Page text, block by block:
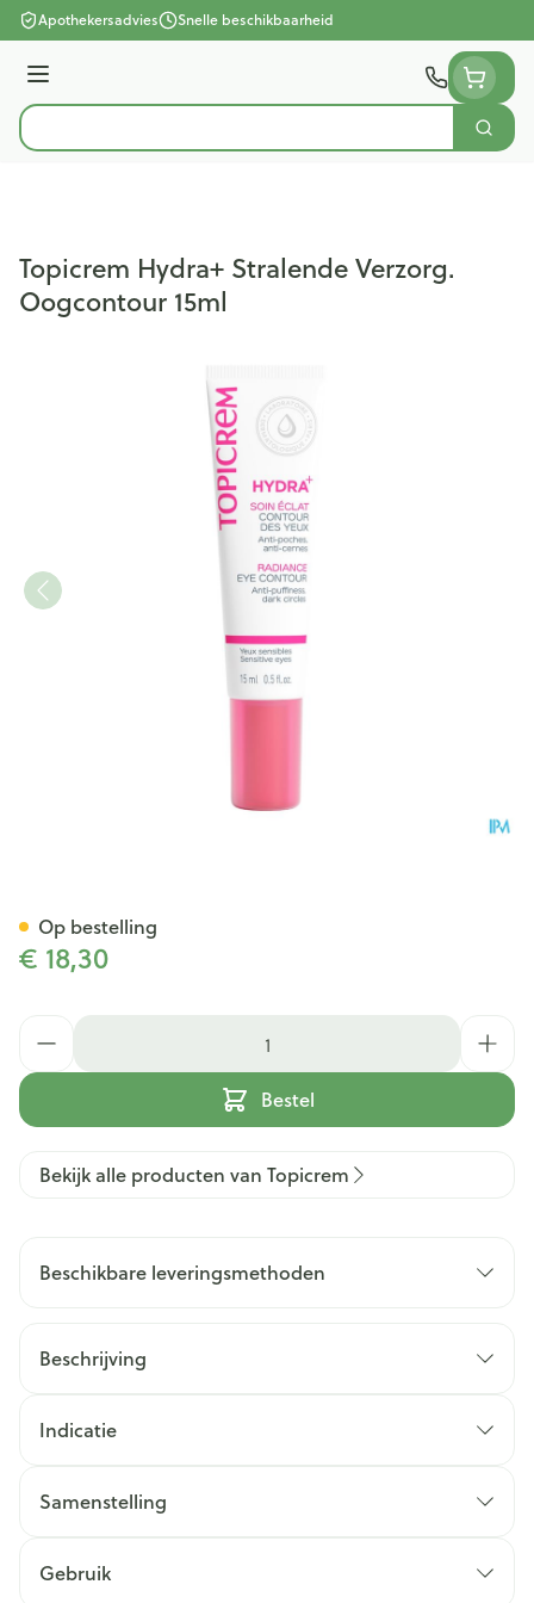
Ga naar de inhoud
Apothekersadvies Snelle beschikbaarheid
Menu
Product, merk, categorie...
Zoek
Topicrem Hydra+ Stralende Verzorg.
Oogcontour 15ml
€ 18,30
Bestel
Op bestelling
Bekijk alle producten van Topicrem
Beschikbare leveringsmethoden
Beschrijving
Indicatie
Samenstelling
Gebruik